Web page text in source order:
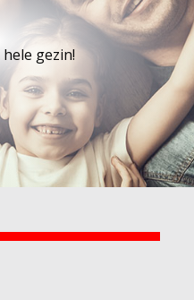
gezin!